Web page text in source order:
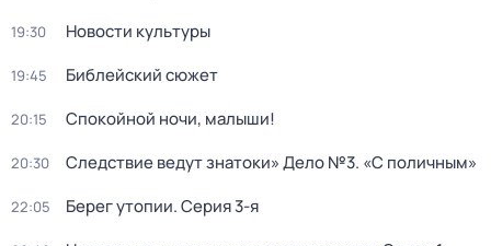
19:30 Новости культуры
19:45 Библейский сюжет
20:15 Спокойной ночи, малыши!
20:30 Следствие ведут знатоки» Дело №3. «С поличным»
22:05 Берег утопии. Серия 3-я